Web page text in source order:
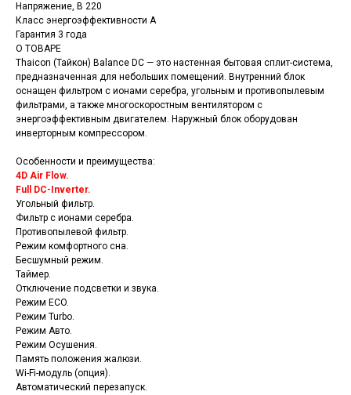
Напряжение, В 220
Класс энергоэффективности A
Гарантия 3 года
О ТОВАРЕ
Thaicon (Тайкон) Balance DC — это настенная бытовая сплит-система,
предназначенная для небольших помещений. Внутренний блок
оснащен фильтром с ионами серебра, угольным и противопылевым
фильтрами, а также многоскоростным вентилятором с
энергоэффективным двигателем. Наружный блок оборудован
инверторным компрессором.
Особенности и преимущества:
4D Air Flow.
Full DC-Inverter.
Угольный фильтр.
Фильтр с ионами серебра.
Противопылевой фильтр.
Режим комфортного сна.
Бесшумный режим.
Таймер.
Отключение подсветки и звука.
Режим ECO.
Режим Turbo.
Режим Авто.
Режим Осушения.
Память положения жалюзи.
Wi-Fi-модуль (опция).
Автоматический перезапуск.